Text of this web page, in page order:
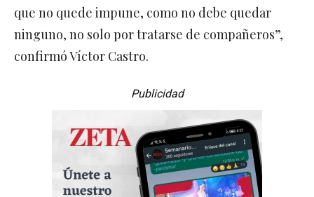
que no quede impune, como no debe quedar
ninguno, no solo por tratarse de compañeros”,
confirmó Víctor Castro.
Publicidad